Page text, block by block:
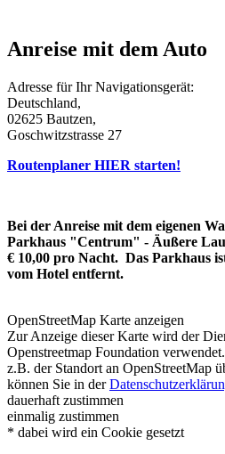
Anreise mit dem Auto
Adresse für Ihr Navigationsgerät:
Deutschland,
02625 Bautzen,
Goschwitzstrasse 27
Routenplaner HIER starten!
Bei der Anreise mit dem eigenen
Parkhaus "Centrum" - Äußere
€ 10,00 pro Nacht. Das Parkhaus
vom Hotel entfernt.
OpenStreetMap Karte anzeigen
Zur Anzeige dieser Karte wird der
Openstreetmap Foundation
z.B. der Standort an OpenStreetMap
können Sie in der
dauerhaft zustimmen
einmalig zustimmen
* dabei wird ein Cookie gesetzt